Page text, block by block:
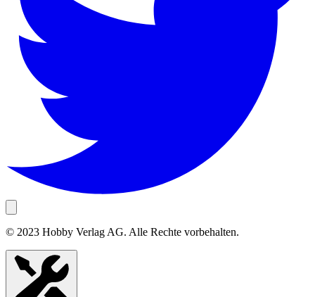
© 2023 Hobby Verlag AG. Alle Rechte vorbehalten.